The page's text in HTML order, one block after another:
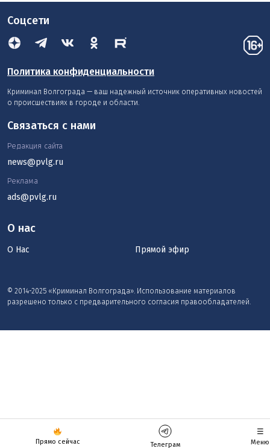
Прямо сейчас Телеграм
☰
Меню
Соцсети
Политика конфиденциальности
Криминал Волгограда — ваш надежный источник оперативных новостей
о происшествиях в городе и области.
О нас
О Нас Прямой эфир
© 2014-2025 «Криминал Волгограда». Использование материалов
разрешено только с предварительного согласия правообладателей.
Связаться с нами
Редакция сайта
news@pvlg.ru
Реклама
ads@pvlg.ru